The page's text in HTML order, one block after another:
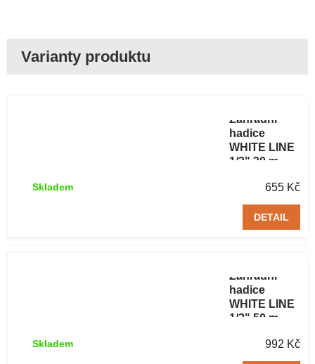
Zahradní
hadice
WHITE LINE
1/2" 30 m
655 Kč
Skladem
DETAIL
Zahradní
hadice
WHITE LINE
1/2" 50 m
992 Kč
Skladem